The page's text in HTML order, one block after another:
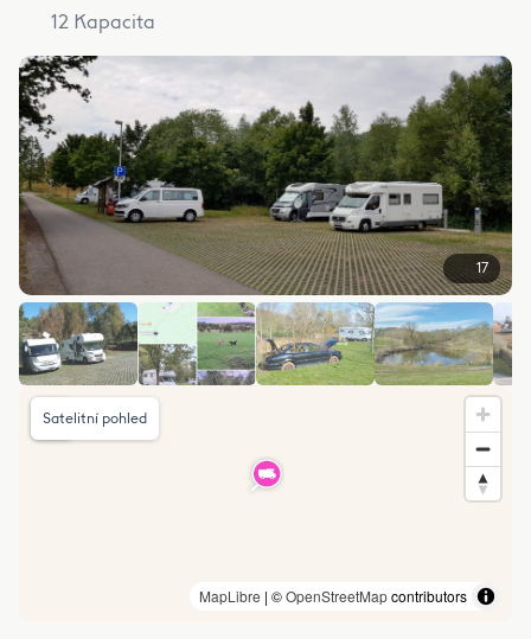
12 Kapacita
17
MapLibre | ©OpenStreetMapcontributors
Satelitní pohled